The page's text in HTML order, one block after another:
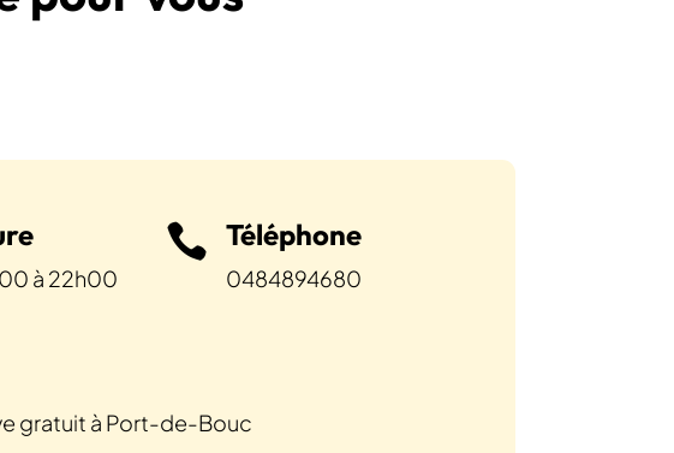
à 22h00
 Téléphone
0484894680
gratuit à Port-de-Bouc